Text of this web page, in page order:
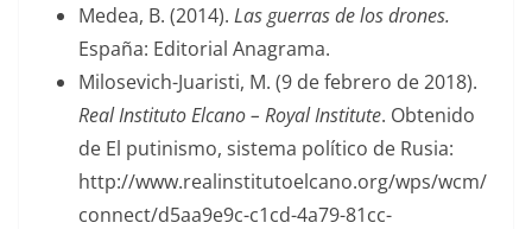
Medea, B. (2014). Las guerras de los drones.
España: Editorial Anagrama.
Milosevich-Juaristi, M. (9 de febrero de 2018).
Real Instituto Elcano – Royal Institute. Obtenido
de El putinismo, sistema político de Rusia:
http://www.realinstitutoelcano.org/wps/wcm/
connect/d5aa9e9c-c1cd-4a79-81cc-